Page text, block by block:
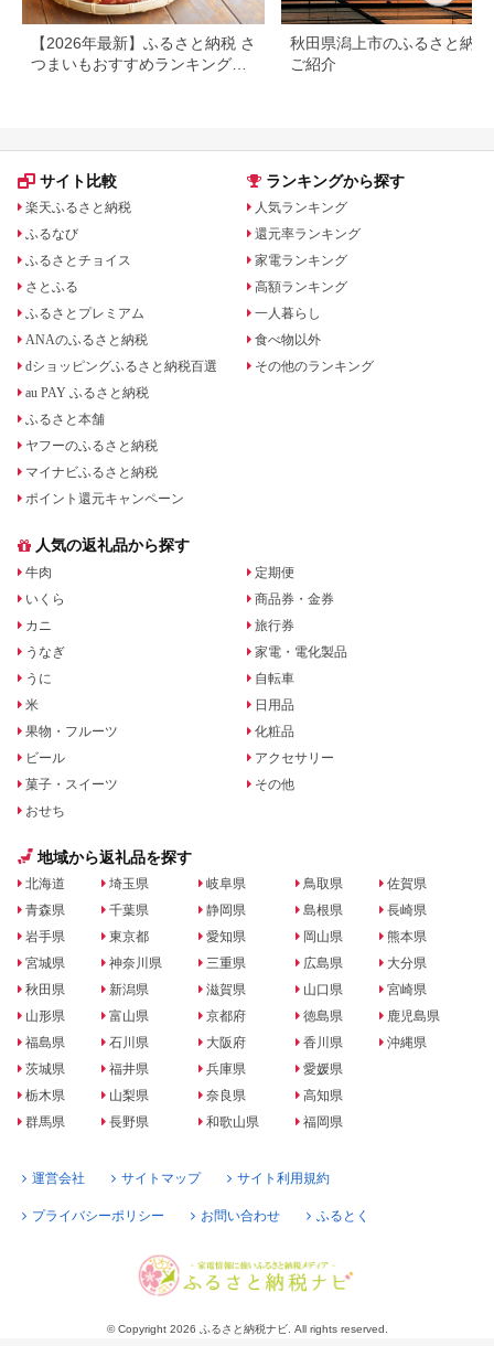
【2026年最新】ふるさと納税 さ
つまいもおすすめランキング｜
秋田県潟上市のふるさと納税
ご紹介
サイト比較
楽天ふるさと納税
ふるなび
ふるさとチョイス
さとふる
ふるさとプレミアム
ANAのふるさと納税
dショッピングふるさと納税百選
au PAY ふるさと納税
ふるさと本舗
ヤフーのふるさと納税
マイナビふるさと納税
ポイント還元キャンペーン
ランキングから探す
人気ランキング
還元率ランキング
家電ランキング
高額ランキング
一人暮らし
食べ物以外
その他のランキング
人気の返礼品から探す
牛肉
いくら
カニ
うなぎ
うに
米
果物・フルーツ
ビール
菓子・スイーツ
おせち
定期便
商品券・金券
旅行券
家電・電化製品
自転車
日用品
化粧品
アクセサリー
その他
地域から返礼品を探す
北海道
青森県
岩手県
宮城県
秋田県
山形県
福島県
茨城県
栃木県
群馬県
埼玉県
千葉県
東京都
神奈川県
新潟県
富山県
石川県
福井県
山梨県
長野県
岐阜県
静岡県
愛知県
三重県
滋賀県
京都府
大阪府
兵庫県
奈良県
和歌山県
鳥取県
島根県
岡山県
広島県
山口県
徳島県
香川県
愛媛県
高知県
福岡県
佐賀県
長崎県
熊本県
大分県
宮崎県
鹿児島県
沖縄県
運営会社 サイトマップ サイト利用規約
プライバシーポリシー お問い合わせ ふるとく
© Copyright 2026 ふるさと納税ナビ. All rights reserved.